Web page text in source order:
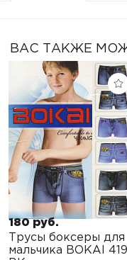
ВАС ТАКЖЕ
180 руб.
Трусы боксеры для
мальчика BOKAI 419